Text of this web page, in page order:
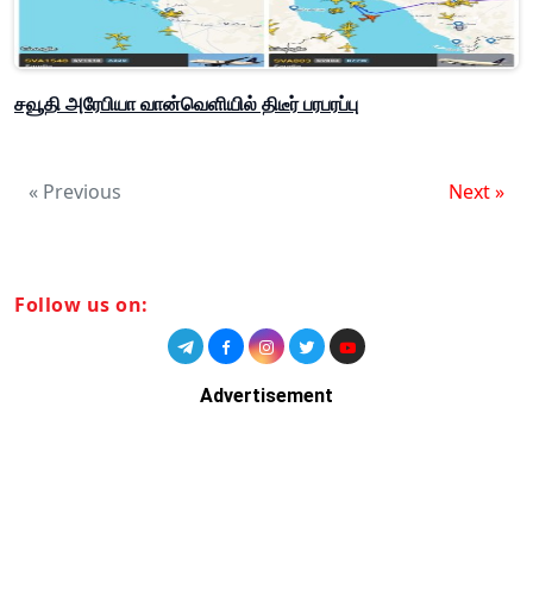
சவூதி அரேபியா வான்வெளியில் திடீர் பரபரப்பு
« Previous Next »
Follow us on:
Advertisement